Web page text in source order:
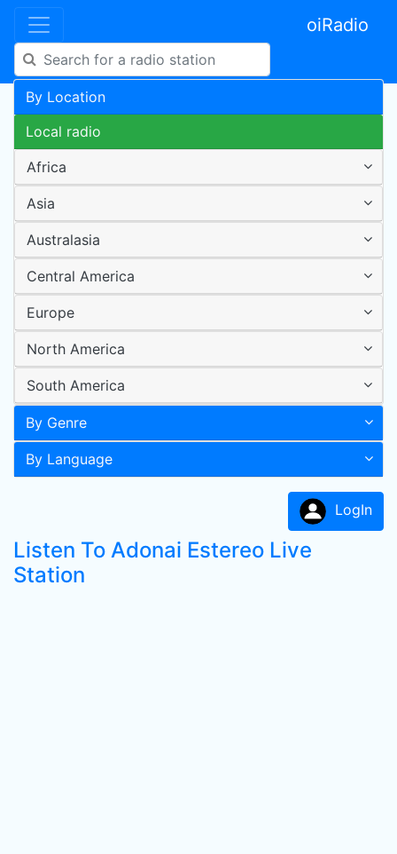
oiRadio
By Location
Local radio
Africa
Asia
Australasia
Central America
Europe
North America
South America
By Genre
By Language
LogIn
Listen To Adonai Estereo Live
Station